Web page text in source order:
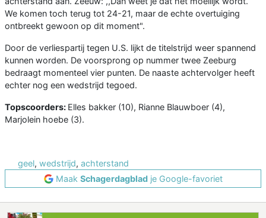
We komen toch terug tot 24-21, maar de echte overtuiging
ontbreekt gewoon op dit moment".
Door de verliespartij tegen U.S. lijkt de titelstrijd weer spannend
kunnen worden. De voorsprong op nummer twee Zeeburg
bedraagt momenteel vier punten. De naaste achtervolger heeft
echter nog een wedstrijd tegoed.
Topscoorders: Elles bakker (10), Rianne Blauwboer (4),
Marjolein hoebe (3).
geel, wedstrijd, achterstand
Maak Schagerdagbladje Google-favoriet